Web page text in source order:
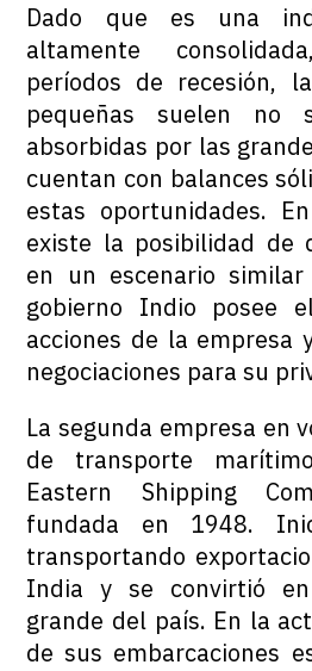
Dado que es una
altamente
períodos de recesión,
pequeñas suelen no
absorbidas por las
cuentan con balances
estas oportunidades.
existe la posibilidad de
en un escenario
gobierno Indio posee
acciones de la empresa
negociaciones para su
La segunda empresa en
de transporte
Eastern Shipping
fundada en 1948.
transportando
India y se convirtió
grande del país. En la
de sus embarcaciones